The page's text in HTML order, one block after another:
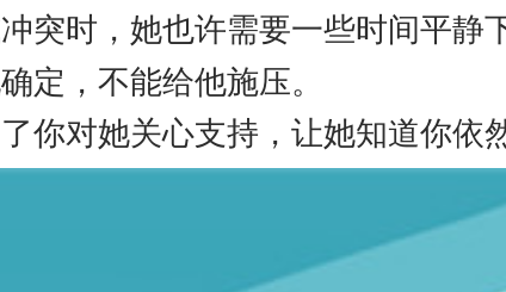
时，她也许需要一些时间平静下
，不能给他施压。
对她关心支持，让她知道你依